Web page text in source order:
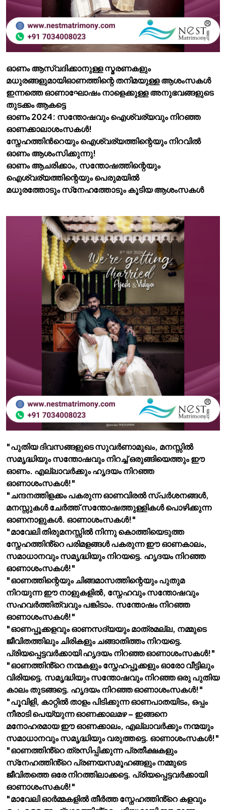
ഓണം ആസ്വദിക്കാനുള്ള സ്മരണകളും
മധുരങ്ങളുമായിഓണത്തിന്റെ തനിമയുള്ള ആശംസകള്‍
ഇന്നത്തെ ഓണാഘോഷം നാളെക്കുള്ള അനുഭവങ്ങളുടെ
തുടക്കം ആകട്ടെ
ഓണം 2024: സന്തോഷവും ഐശ്വര്യവും നിറഞ്ഞ
ഓണക്കാലാശംസകള്‍!
സ്നേഹത്തിൻറെയും ഐശ്വര്യത്തിന്റെയും നിറവിൽ
ഓണം ആശംസിക്കുന്നു!
ഓണം ആചരിക്കാം, സന്തോഷത്തിന്റെയും
ഐശ്വര്യത്തിന്റെയും പെരുമയിൽ
മധുരത്തോടും സ്‌നേഹത്തോടും കൂടിയ ആശംസകൾ
"പുതിയ ദിവസങ്ങളുടെ സുവർണാമുഖം, മനസ്സിൽ
സമൃദ്ധിയും സന്തോഷവും നിറച്ച് ഒരുങ്ങിയെത്തും ഈ
ഓണം. എല്ലാവർക്കും ഹൃദയം നിറഞ്ഞ
ഓണാശംസകൾ!"
"ചന്ദനത്തിളക്കം പകരുന്ന ഓണവിരൽ സ്പർശനങ്ങൾ,
മനസ്സുകൾ ചേർത്ത് സന്തോഷത്തുള്ളികൾ പൊഴിക്കുന്ന
ഓണനാളുകൾ. ഓണാശംസകൾ!"
"മാവേലി തിരുമനസ്സിൽ നിന്നു കൊത്തിയെടുത്ത
സ്നേഹത്തിൻ്റെ പരിമളങ്ങൾ പകരുന്ന ഈ ഓണകാലം,
സമാധാനവും സമൃദ്ധിയും നിറയട്ടെ. ഹൃദയം നിറഞ്ഞ
ഓണാശംസകൾ!"
"ഓണത്തിന്റെയും ചിങ്ങമാസത്തിന്റെയും പുതുമ
നിറയുന്ന ഈ നാളുകളിൽ, സ്നേഹവും സന്തോഷവും
സഹവർത്തിത്വവും പങ്കിടാം. സന്തോഷം നിറഞ്ഞ
ഓണാശംസകൾ!"
"ഓണപ്പൂക്കളവും ഓണസദ്യയും മാത്രമല്ല, നമ്മുടെ
ജീവിതത്തിലും ചിരികളും ചങ്ങാതിത്തം നിറയട്ടെ.
പ്രിയപ്പെട്ടവർക്കായി ഹൃദയം നിറഞ്ഞ ഓണാശംസകൾ!"
"ഓണത്തിൻ്റെ നന്മകളും സ്നേഹപ്പൂക്കളും ഓരോ വീട്ടിലും
വിരിയട്ടെ. സമൃദ്ധിയും സന്തോഷവും നിറഞ്ഞ ഒരു പുതിയ
കാലം തുടങ്ങട്ടെ. ഹൃദയം നിറഞ്ഞ ഓണാശംസകൾ!"
"പൂവിളി, കാറ്റിൽ താളം പിടിക്കുന്ന ഓണപാതയിടം, ഒപ്പം
നീരാടി പെയ്യുന്ന ഓണക്കാലമഴ – ഇങ്ങനെ
മനോഹരമായ ഈ ഓണക്കാലം, എല്ലാവർക്കും നന്മയും
സമാധാനവും സമൃദ്ധിയും വരുത്തട്ടെ. ഓണാശംസകൾ!"
"ഓണത്തിൻ്റെ ത്രസിപ്പിക്കുന്ന പ്രതീക്ഷകളും
സ്‌നേഹത്തിൻ്റെ പ്രണയസമൂഹങ്ങളും നമ്മുടെ
ജീവിതത്തെ ഒരേ നിറത്തിലാക്കട്ടെ. പ്രിയപ്പെട്ടവർക്കായി
ഓണാശംസകൾ!"
"മാവേലി ഓർമ്മകളിൽ തീർത്ത സ്നേഹത്തിൻ്റെ കളവും